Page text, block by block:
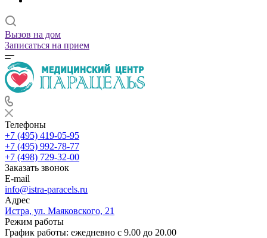
Вызов на дом
Записаться на прием
Телефоны
+7 (495) 419-05-95
+7 (495) 992-78-77
+7 (498) 729-32-00
Заказать звонок
E-mail
info@istra-paracels.ru
Адрес
Истра, ул. Маяковского, 21
Режим работы
График работы: ежедневно с 9.00 до 20.00